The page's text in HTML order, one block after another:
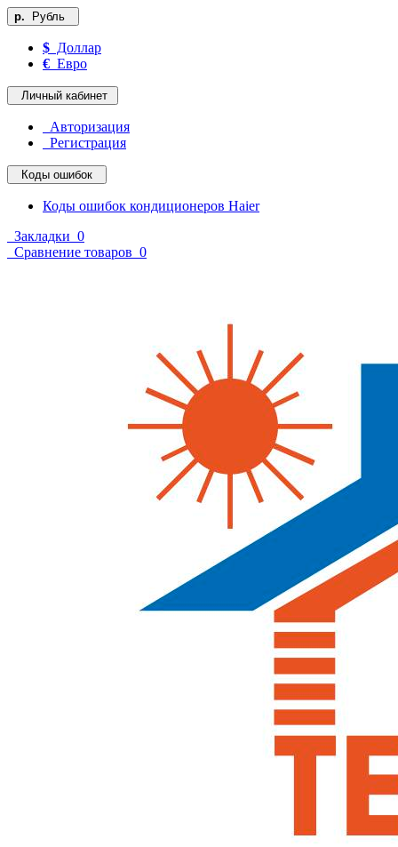
р. Рубль
$ Доллар
€ Евро
Личный кабинет
Авторизация
Регистрация
Коды ошибок
Коды ошибок кондиционеров Haier
Закладки 0
Сравнение товаров 0